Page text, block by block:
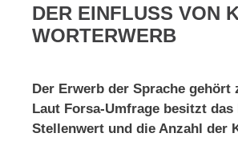
DER EINFLUSS VON
WORTERWERB
Der Erwerb der Sprache
Laut Forsa-Umfrage besitzt
Stellenwert und die Anzahl der